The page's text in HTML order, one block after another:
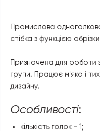
Промислова
стібка з функцією
Призначена для роботи
групи. Працює м'яко і
дизайну.
Особливості:
кількість голок - 1;